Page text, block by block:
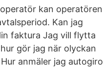
kan operatören
Kan jag
faktura Jag vill flytta
gör jag när olyckan
anmäler jag autogiro